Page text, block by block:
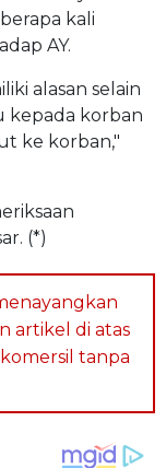
kali
AY.
alasan selain
kepada korban
ke korban,"
(*)
artikel di atas
tanpa